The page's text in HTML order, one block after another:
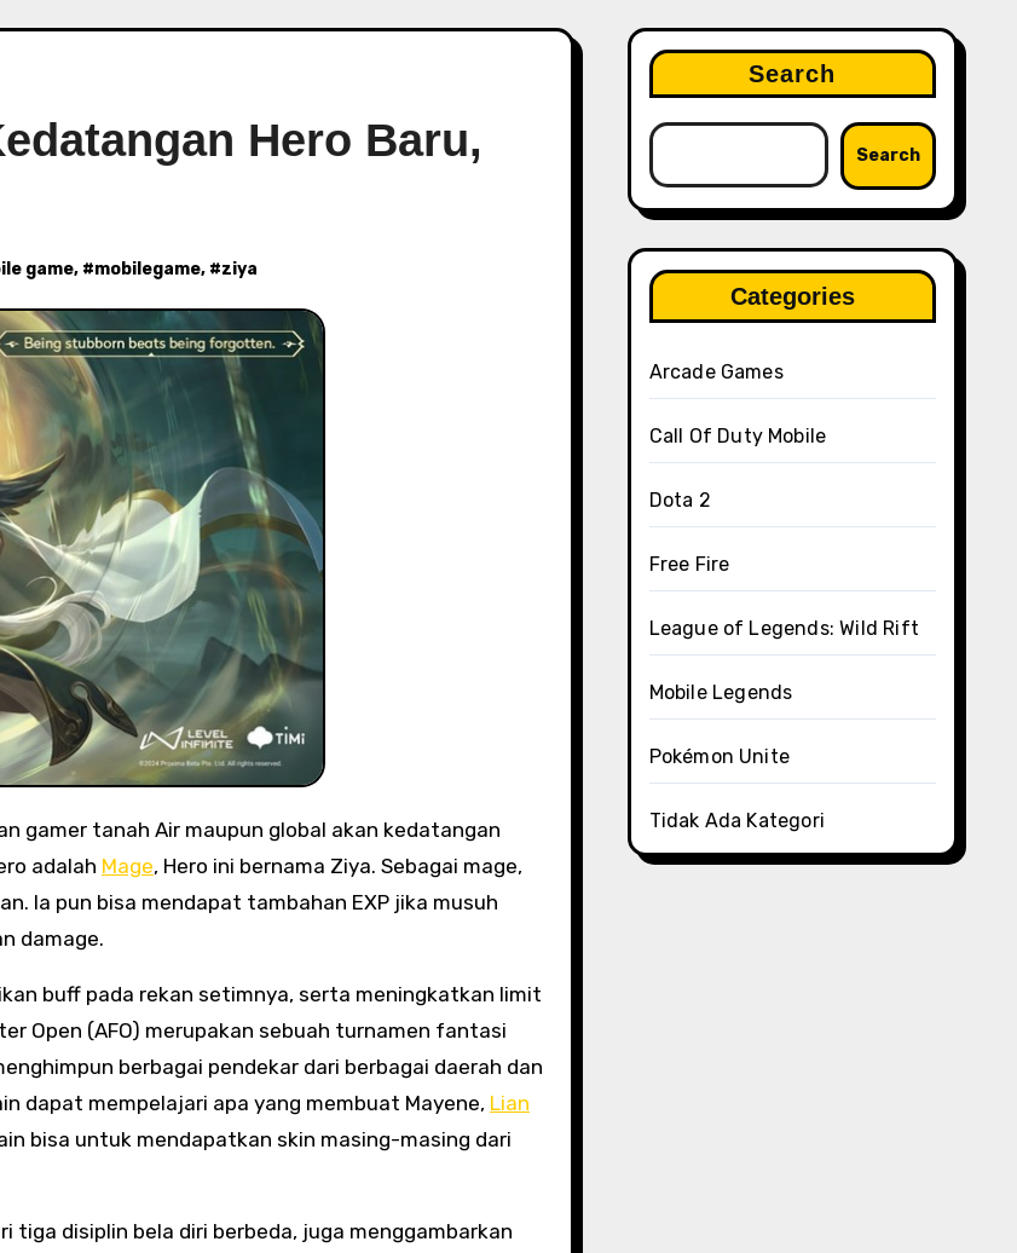
Hero Baru,
game, #mobilegame, #ziya
gamer tanah Air maupun global akan kedatangan
adalah Mage, Hero ini bernama Ziya. Sebagai mage,
Ia pun bisa mendapat tambahan EXP jika musuh
damage.
buff pada rekan setimnya, serta meningkatkan limit
Open (AFO) merupakan sebuah turnamen fantasi
berbagai pendekar dari berbagai daerah dan
dapat mempelajari apa yang membuat Mayene, Lian
bisa untuk mendapatkan skin masing-masing dari
tiga disiplin bela diri berbeda, juga menggambarkan
Search
Search
Categories
Arcade Games
Call Of Duty Mobile
Dota 2
Free Fire
League of Legends: Wild Rift
Mobile Legends
Pokémon Unite
Tidak Ada Kategori